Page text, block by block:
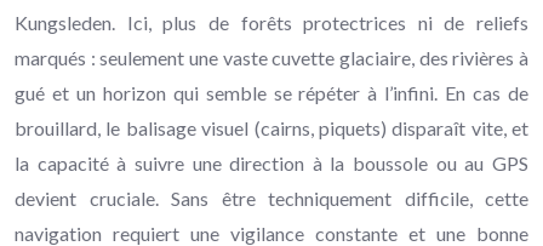
Kungsleden. Ici, plus de forêts protectrices ni de reliefs
marqués : seulement une vaste cuvette glaciaire, des rivières à
gué et un horizon qui semble se répéter à l’infini. En cas de
brouillard, le balisage visuel (cairns, piquets) disparaît vite, et
la capacité à suivre une direction à la boussole ou au GPS
devient cruciale. Sans être techniquement difficile, cette
navigation requiert une vigilance constante et une bonne